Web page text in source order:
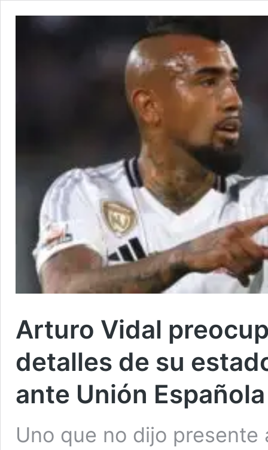
Arturo Vidal
detalles de su
ante Unión Española
Uno que no dijo